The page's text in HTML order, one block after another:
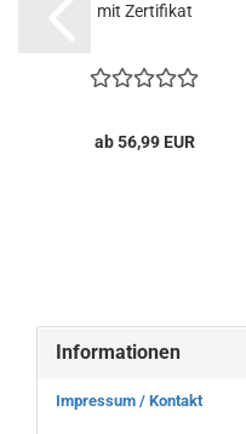
mit Zertifikat
ab 56,99 EUR
Informationen
Impressum / Kontakt